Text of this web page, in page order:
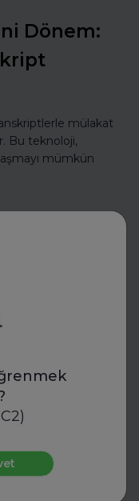
Dönem:
mülakat
Bu teknoloji,
mümkün
VPN